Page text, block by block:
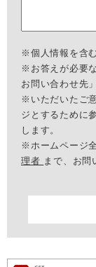
※個人情報を含
※お答えが必要
お問い合わせ先
※いただいたご
ジとするために
します。
※ホームページ
理者 まで、お問